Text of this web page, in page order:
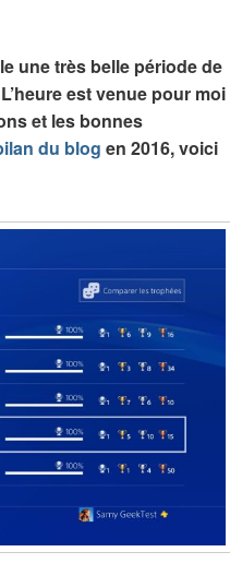
une très belle période de
est venue pour moi
et les bonnes
du blog en 2016, voici